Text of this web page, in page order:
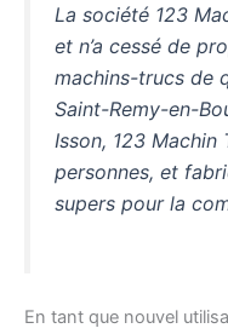
La société 123
et n’a cessé de
machins-trucs de
Saint-Remy-en-
Isson, 123
personnes, et
supers pour la
En tant que nouvel